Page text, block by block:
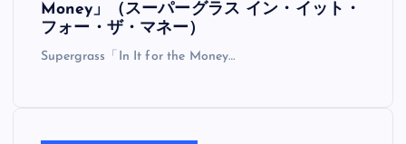
Money」（スーパーグラス イン・イット・
フォー・ザ・マネー）
Supergrass「In It for the Money…